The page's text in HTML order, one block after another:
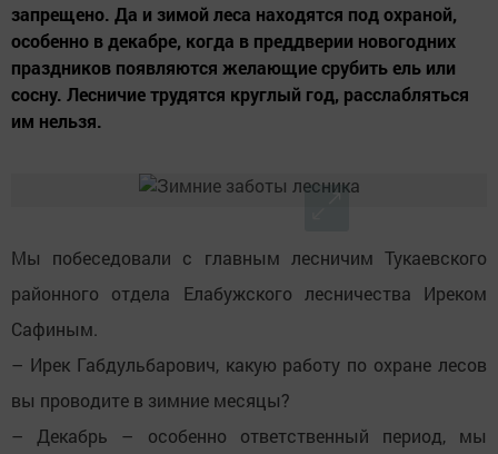
запрещено. Да и зимой леса находятся под охраной,
особенно в декабре, когда в преддверии новогодних
праздников появляются желающие срубить ель или
сосну. Лесничие трудятся круглый год, расслабляться
им нельзя.
Мы побеседовали с главным лесничим Тукаевского
районного отдела Елабужского лесничества Иреком
Сафиным.
– Ирек Габдульбарович, какую работу по охране лесов
вы проводите в зимние месяцы?
– Декабрь – особенно ответственный период, мы